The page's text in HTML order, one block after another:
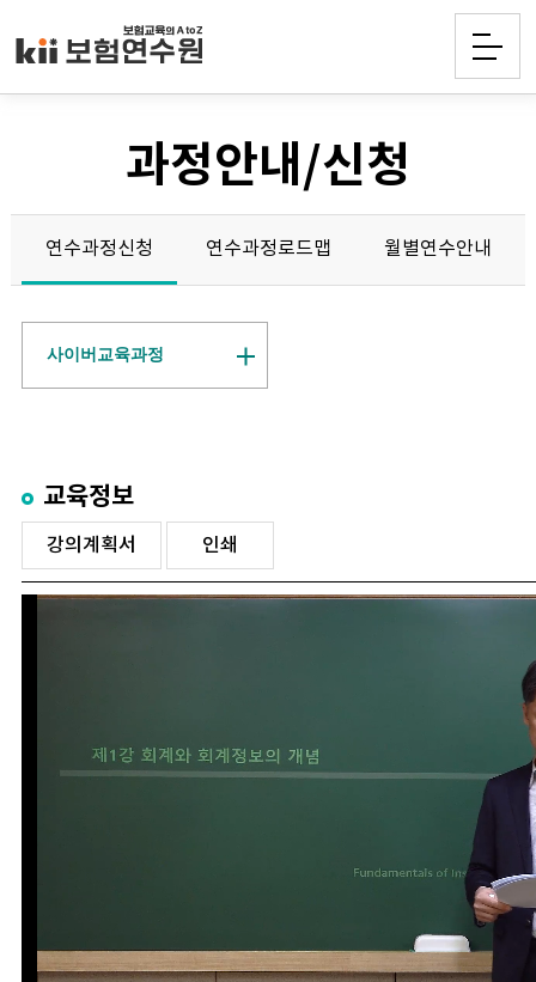
과정안내/신청
연수과정신청 연수과정로드맵 월별연수안내
사이버교육과정
교육정보
강의계획서 인쇄